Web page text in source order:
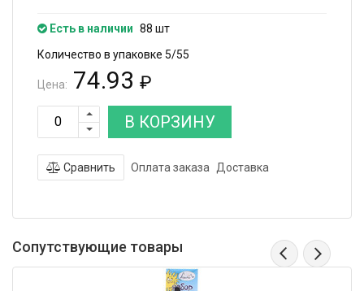
Есть в наличии 88 шт
Количество в упаковке 5/55
Цена: 74.93 ₽
В КОРЗИНУ
Сравнить Оплата заказа Доставка
Сопутствующие товары